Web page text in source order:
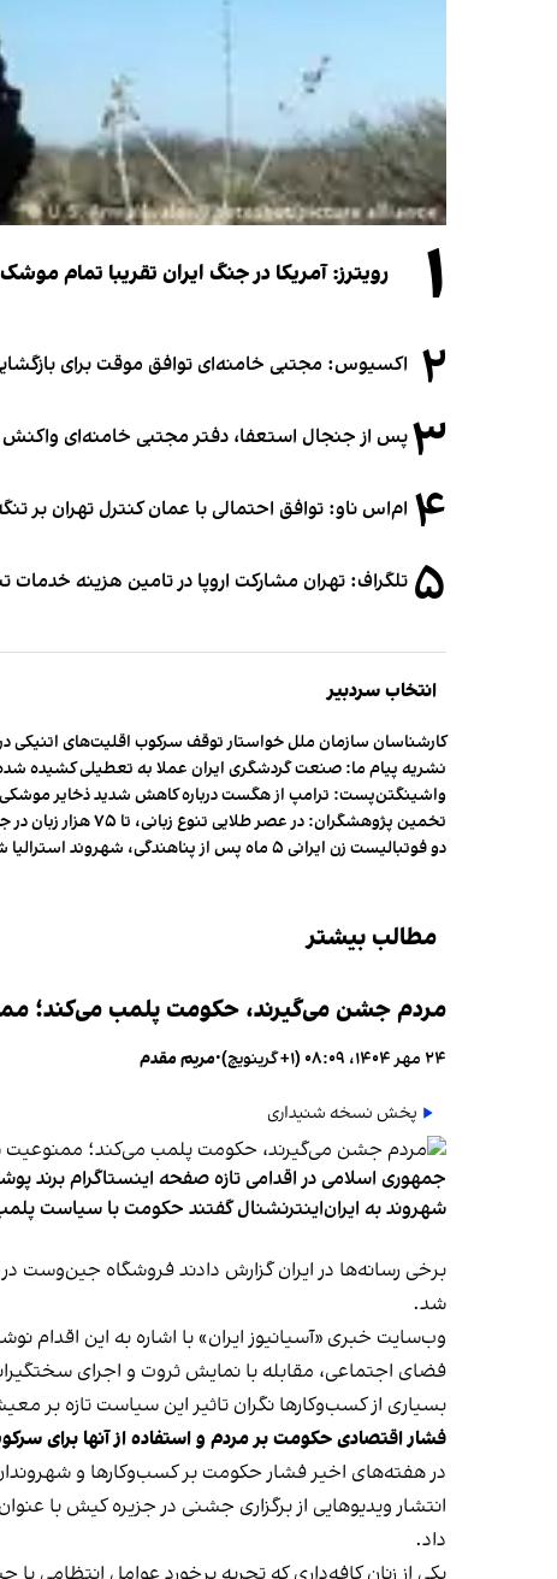
۱ رویترز: آمریکا در جنگ ایران تقریبا تمام
۲ اکسیوس: مجتبی خامنه‌ای توافق موقت برای
۳پس از جنجال استعفا، دفتر مجتبی خامنه‌ای واکنش
۴ ام‌اس ناو: توافق احتمالی با عمان کنترل تهران بر
۵ تلگراف: تهران مشارکت اروپا در تامین هزینه خدمات
انتخاب سردبیر
کارشناسان سازمان ملل خواستار توقف سرکوب اقلیت‌های اتنیکی
نشریه پیام ما: صنعت گردشگری ایران عملا به تعطیلی کشیده
واشینگتن‌پست: ترامپ از هگست درباره کاهش شدید ذخایر
تخمین پژوهشگران: در عصر طلایی تنوع زبانی، تا ۷۵ هزار زبان در جهان وجود داشت
دو فوتبالیست زن ایرانی ۵ ماه پس از پناهندگی، شهروند استرالیا شدند
مطالب بیشتر
مردم جشن می‌گیرند، حکومت پلمب می‌کند؛
۲۴ مهر ۱۴۰۴، ۰۸:۰۹ (‎+۱ گرینویچ) •مریم مقدم
پخش نسخه شنیداری
جمهوری اسلامی در اقدامی تازه صفحه اینستاگرام برند
شهروند به ایران‌اینترنشنال گفتند حکومت با سیاست
شد.
وب‌سایت خبری «آسیانیوز ایران» با اشاره به این اقدام
فضای اجتماعی، مقابله با نمایش ثروت و اجرای
بسیاری از کسب‌وکارها نگران تاثیر این سیاست‌ تازه بر
فشار اقتصادی حکومت بر مردم و استفاده از آنها برای
در هفته‌های اخیر فشار حکومت بر کسب‌وکارها و
انتشار ویدیوهایی از برگزاری جشنی در جزیره کیش با
داد.